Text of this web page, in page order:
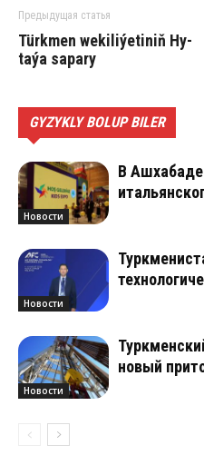
Предыдущая статья
Türk­men we­ki­li­ýe­ti­niň Hy­
ta­ýa sa­pa­ry
GYZYKLY BOLUP BILER
Новости
В
Новости
Новости
новый